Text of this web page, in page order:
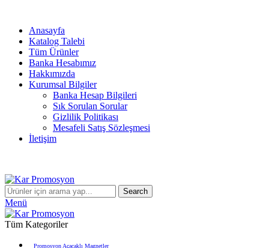
Anasayfa
Katalog Talebi
Tüm Ürünler
Banka Hesabımız
Hakkımızda
Kurumsal Bilgiler
Banka Hesap Bilgileri
Sık Sorulan Sorular
Gizlilik Politikası
Mesafeli Satış Sözleşmesi
İletişim
Search
Menü
Tüm Kategoriler
Promosyon Açacaklı Magnetler